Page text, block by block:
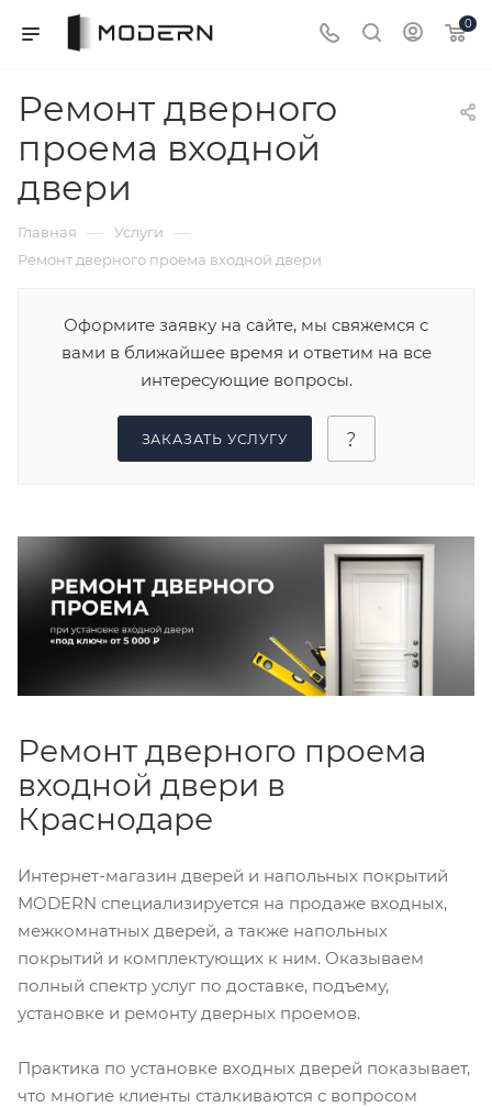
0
Ремонт дверного
проема входной
двери
Главная — Услуги —
Ремонт дверного проема входной двери
Оформите заявку на сайте, мы свяжемся с
вами в ближайшее время и ответим на все
интересующие вопросы.
ЗАКАЗАТЬ УСЛУГУ
Ремонт дверного проема
входной двери в
Краснодаре
Интернет-магазин дверей и напольных покрытий
MODERN специализируется на продаже входных,
межкомнатных дверей, а также напольных
покрытий и комплектующих к ним. Оказываем
полный спектр услуг по доставке, подъему,
установке и ремонту дверных проемов.
Практика по установке входных дверей показывает,
что многие клиенты сталкиваются с вопросом